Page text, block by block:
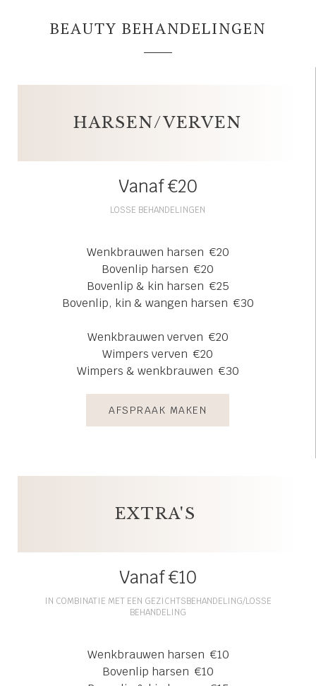
BEAUTY BEHANDELINGEN
HARSEN/VERVEN
Vanaf €20
LOSSE BEHANDELINGEN
Wenkbrauwen harsen €20
Bovenlip harsen €20
Bovenlip & kin harsen €25
Bovenlip, kin & wangen harsen €30
Wenkbrauwen verven €20
Wimpers verven €20
Wimpers & wenkbrauwen €30
AFSPRAAK MAKEN
EXTRA'S
Vanaf €10
IN COMBINATIE MET EEN GEZICHTSBEHANDELING/LOSSE
BEHANDELING
Wenkbrauwen harsen €10
Bovenlip harsen €10